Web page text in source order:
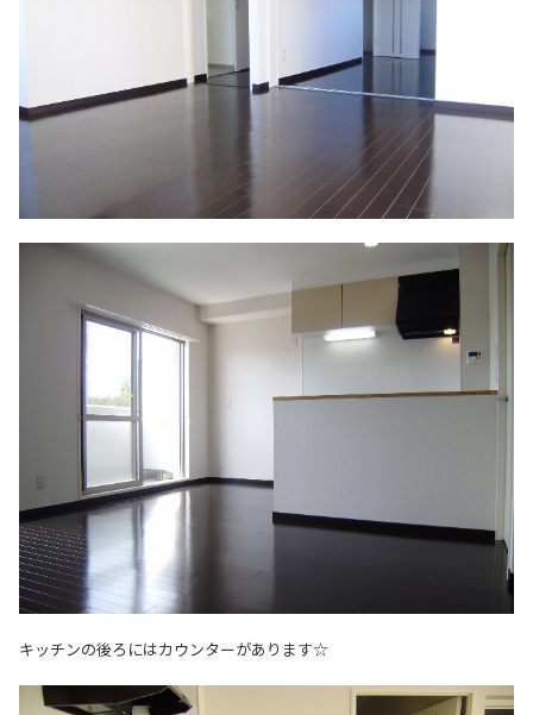
キッチンの後ろにはカウンターがあります☆